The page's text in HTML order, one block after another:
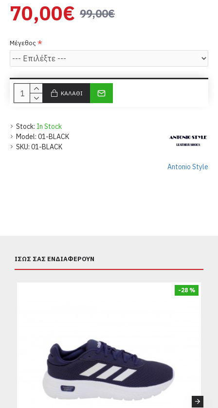
Stock: In Stock
Model: 01-BLACK
SKU: 01-BLACK
Antonio Style
99,00€
70,00€
Μέγεθος
ΚΑΛΆΘΙ
ΊΣΩΣ ΣΑΣ ΕΝΔΙΑΦΈΡΟΥΝ
-28 %